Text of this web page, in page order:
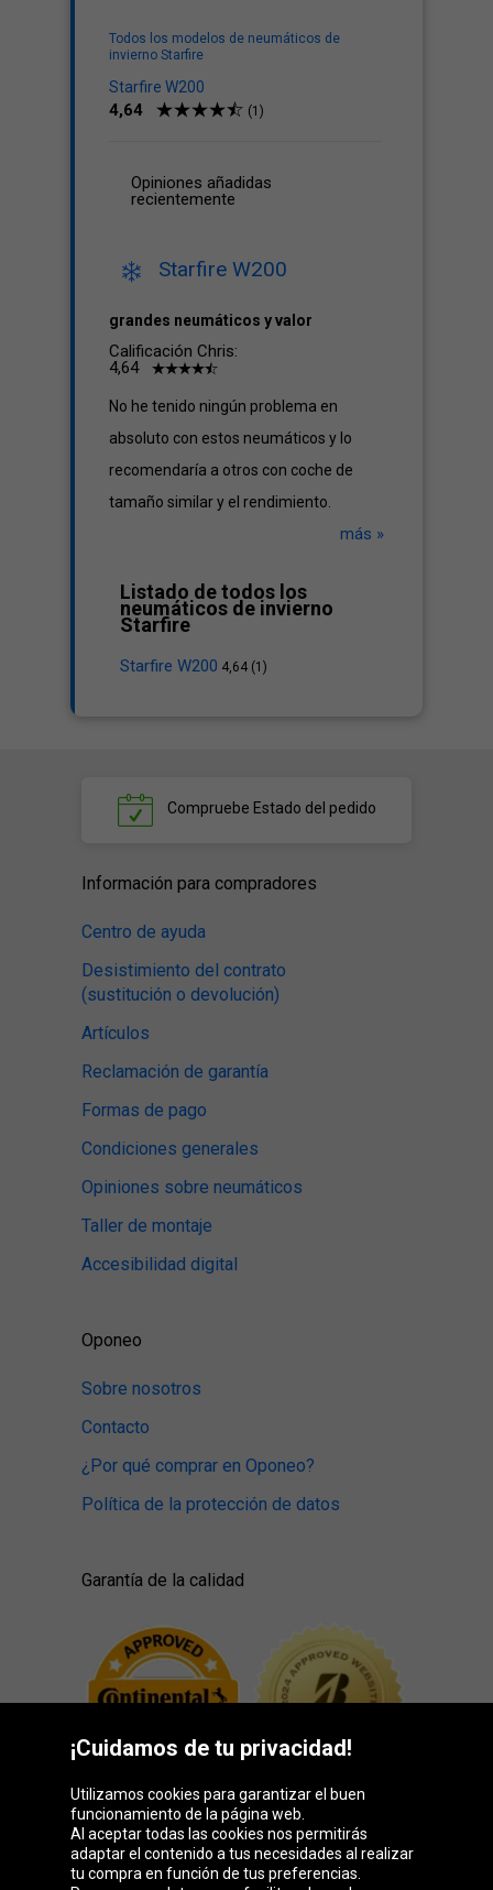
Todos los modelos de neumáticos de
invierno Starfire
Starfire W200
4,64 (1)
Opiniones añadidas
recientemente
Starfire W200
grandes neumáticos y valor
Calificación Chris:
4,64
No he tenido ningún problema en
absoluto con estos neumáticos y lo
recomendaría a otros con coche de
tamaño similar y el rendimiento.
más »
Listado de todos los
neumáticos de invierno
Starfire
Starfire W200 4,64 (1)
Compruebe Estado del pedido
Información para compradores
Centro de ayuda
Desistimiento del contrato
(sustitución o devolución)
Artículos
Reclamación de garantía
Formas de pago
Condiciones generales
Opiniones sobre neumáticos
Taller de montaje
Accesibilidad digital
Oponeo
Sobre nosotros
Contacto
¿Por qué comprar en Oponeo?
Política de la protección de datos
Garantía de la calidad
Grupo Oponeo
¡Cuidamos de tu privacidad!
Utilizamos cookies para garantizar el buen
funcionamiento de la página web.
Al aceptar todas las cookies nos permitirás
adaptar el contenido a tus necesidades al realizar
tu compra en función de tus preferencias.